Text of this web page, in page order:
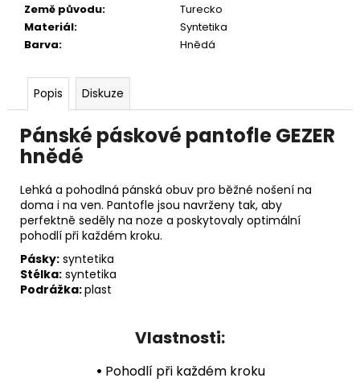
Země původu:
Turecko
Materiál:
Syntetika
Barva: Hnědá
Popis Diskuze
Pánské páskové pantofle GEZER
hnědé
Lehká a pohodlná pánská obuv pro běžné nošení na
doma i na ven. Pantofle jsou navrženy tak, aby
perfektně seděly na noze a poskytovaly optimální
pohodlí při každém kroku.
Pásky: syntetika
Stélka: syntetika
Podrážka:plast
Vlastnosti:
• Pohodlí při každém kroku